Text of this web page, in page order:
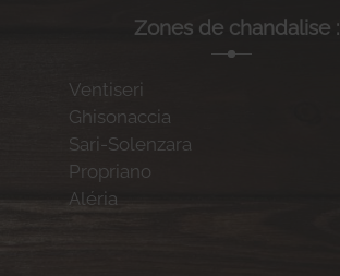
Zones de chandalise :
Ventiseri
Ghisonaccia
Sari-Solenzara
Propriano
Aléria